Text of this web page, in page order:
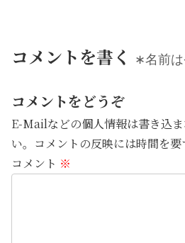
コメントを書く ∗名前
コメントをどうぞ
E-Mailなどの個人情報は書き込
い。コメントの反映には時間を
コメント ※